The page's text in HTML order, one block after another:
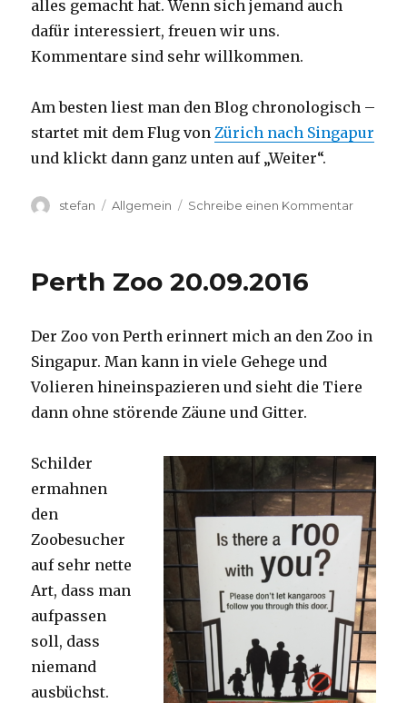
alles gemacht hat. Wenn sich jemand auch
dafür interessiert, freuen wir uns.
Kommentare sind sehr willkommen.
Am besten liest man den Blog chronologisch –
startet mit dem Flug vonZürich nach Singapur
und klickt dann ganz unten auf „Weiter“.
Autor
stefan Kategorien
Allgemein Schreibe einen Kommentarzu
Perth
Perth Zoo 20.09.2016
Der Zoo von Perth erinnert mich an den Zoo in
Singapur. Man kann in viele Gehege und
Volieren hineinspazieren und sieht die Tiere
dann ohne störende Zäune und Gitter.
Schilder
ermahnen
den
Zoobesucher
auf sehr nette
Art, dass man
aufpassen
soll, dass
niemand
ausbüchst.